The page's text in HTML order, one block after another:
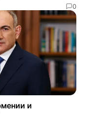
0
и